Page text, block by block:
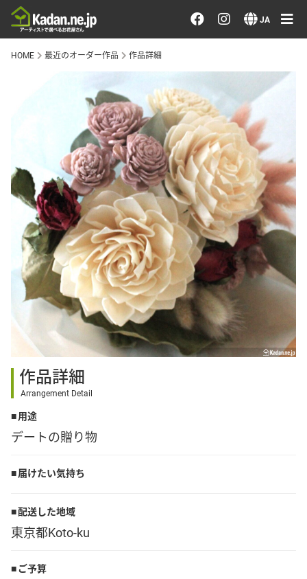
JA
お花を注文する・探す
おまかせ注文
最近のオーダー作品
アーティストで選ぶ
届けたい気持ちで選ぶ
会員メニュー
ログイン
会員登録
その他
HOME 最近のオーダー作品 作品詳細
作品詳細
Arrangement Detail
用途
デートの贈り物
届けたい気持ち
配送した地域
東京都Koto-ku
ご予算